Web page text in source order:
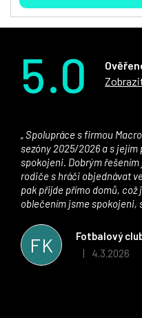
5.0
FK
Fotbalový
Hodnocení
| 4.3.2026
sezóny 2025/2026 a s
spokojeni. Dobrým
rodiče s hráči objednávat
pak přijde přímo domů, což
oblečením jsme spokojeni,
stran. Věříme, že v tomto
i nadále, nyní už začínáme